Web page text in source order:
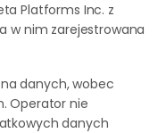
Platforms Inc. z
w nim zarejestrowana
danych, wobec
Operator nie
danych